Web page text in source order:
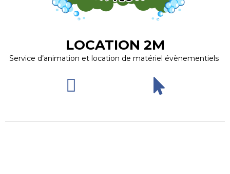
LOCATION 2M
Service d’animation et location de matériel évènementiels